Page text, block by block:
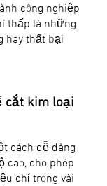
công nghiệp
thấp là những
hay thất bại
cắt kim loại
cách dễ dàng
cao, cho phép
chỉ trong vài